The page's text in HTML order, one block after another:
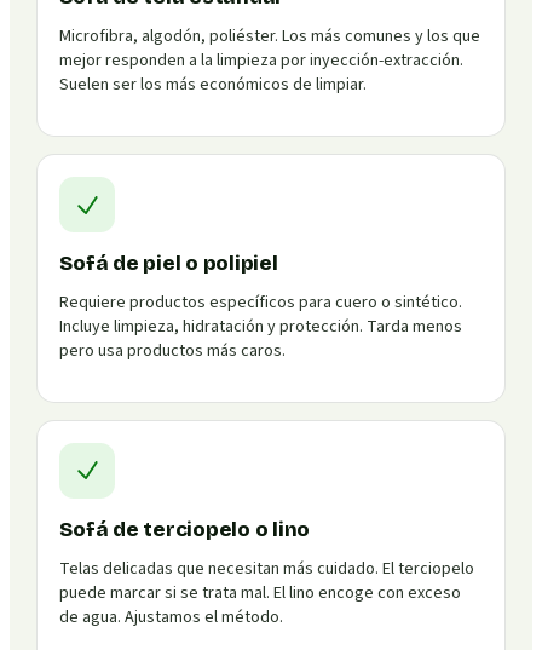
Microfibra, algodón, poliéster. Los más comunes y los que
mejor responden a la limpieza por inyección-extracción.
Suelen ser los más económicos de limpiar.
Sofá de piel o polipiel
Requiere productos específicos para cuero o sintético.
Incluye limpieza, hidratación y protección. Tarda menos
pero usa productos más caros.
Sofá de terciopelo o lino
Telas delicadas que necesitan más cuidado. El terciopelo
puede marcar si se trata mal. El lino encoge con exceso
de agua. Ajustamos el método.